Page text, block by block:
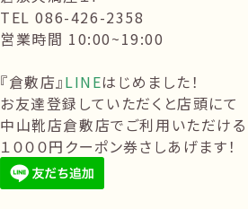
TEL 086-426-2358
営業時間 10:00~19:00
『倉敷店』LINEはじめました！
お友達登録していただくと店頭にて
中山靴店倉敷店でご利用いただける
１０００円クーポン券さしあげます！